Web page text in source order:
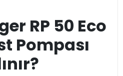
RP 50 Eco
Pompası